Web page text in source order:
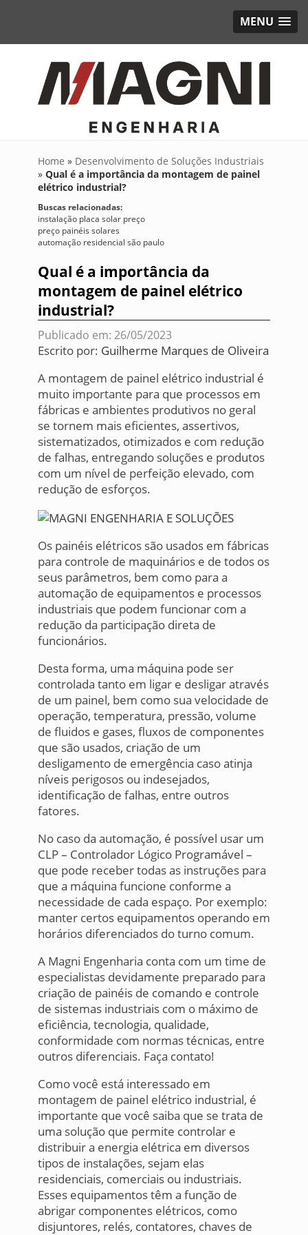
MENU
Home » Desenvolvimento de Soluções Industriais
» Qual é a importância da montagem de painel
elétrico industrial?
Buscas relacionadas:
instalação placa solar preço
preço painéis solares
automação residencial são paulo
Qual é a importância da
montagem de painel elétrico
industrial?
Publicado em: 26/05/2023
Escrito por: Guilherme Marques de Oliveira
A montagem de painel elétrico industrial é
muito importante para que processos em
fábricas e ambientes produtivos no geral
se tornem mais eficientes, assertivos,
sistematizados, otimizados e com redução
de falhas, entregando soluções e produtos
com um nível de perfeição elevado, com
redução de esforços.
Os painéis elétricos são usados em fábricas
para controle de maquinários e de todos os
seus parâmetros, bem como para a
automação de equipamentos e processos
industriais que podem funcionar com a
redução da participação direta de
funcionários.
Desta forma, uma máquina pode ser
controlada tanto em ligar e desligar através
de um painel, bem como sua velocidade de
operação, temperatura, pressão, volume
de fluidos e gases, fluxos de componentes
que são usados, criação de um
desligamento de emergência caso atinja
níveis perigosos ou indesejados,
identificação de falhas, entre outros
fatores.
No caso da automação, é possível usar um
CLP – Controlador Lógico Programável –
que pode receber todas as instruções para
que a máquina funcione conforme a
necessidade de cada espaço. Por exemplo:
manter certos equipamentos operando em
horários diferenciados do turno comum.
A Magni Engenharia conta com um time de
especialistas devidamente preparado para
criação de painéis de comando e controle
de sistemas industriais com o máximo de
eficiência, tecnologia, qualidade,
conformidade com normas técnicas, entre
outros diferenciais. Faça contato!
Como você está interessado em
montagem de painel elétrico industrial, é
importante que você saiba que se trata de
uma solução que permite controlar e
distribuir a energia elétrica em diversos
tipos de instalações, sejam elas
residenciais, comerciais ou industriais.
Esses equipamentos têm a função de
abrigar componentes elétricos, como
disjuntores, relés, contatores, chaves de